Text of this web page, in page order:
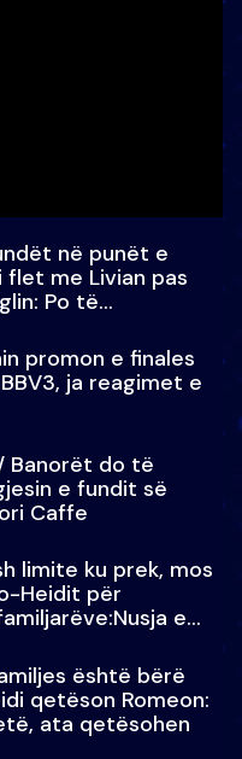
në punët e
flet me Livian pas
Po të
promon e finales
ja reagimet e
Banorët do të
e fundit së
Caffe
limite ku prek, mos
Heidit për
e
është bërë
qetëson Romeon:
ata qetësohen